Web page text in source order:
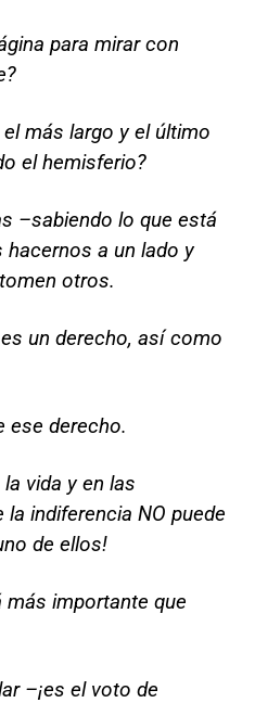
para mirar con
más largo y el último
el hemisferio?
–sabiendo lo que está
a un lado y
otros.
un derecho, así como
ese derecho.
vida y en las
indiferencia NO puede
de ellos!
importante que
–¡es el voto de